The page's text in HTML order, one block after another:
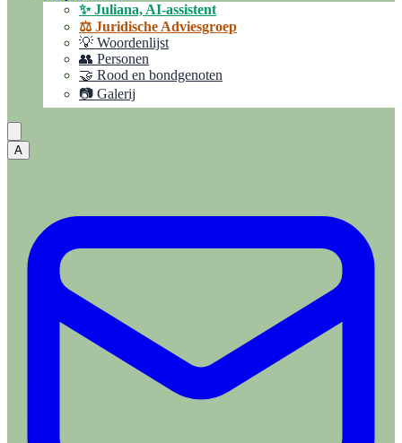
✨ Juliana, AI-assistent
⚖️ Juridische Adviesgroep
💡 Woordenlijst
👥 Personen
🤝 Rood en bondgenoten
📷 Galerij
A